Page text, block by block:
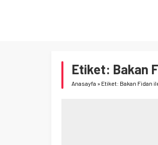
Etiket: Bakan
Anasayfa » Etiket: Bakan Fidan